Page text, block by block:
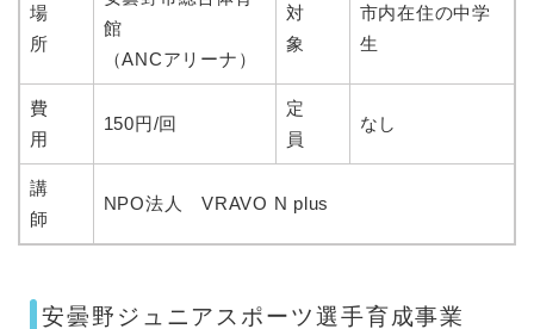
場
所
館
（ANCアリーナ）
対
象
市内在住の中学
生
費
用
150円/回
定
員
なし
講
師
NPO法人 VRAVO N plus
安曇野ジュニアスポーツ選手育成事業